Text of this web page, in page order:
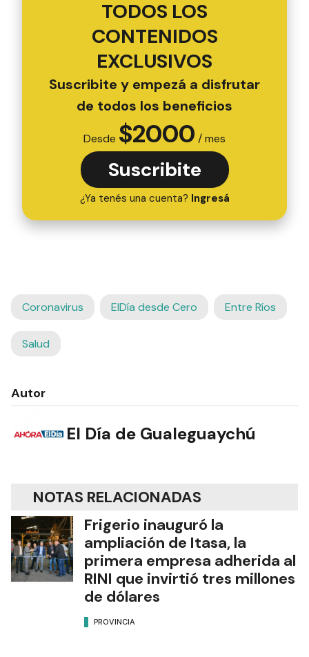
TODOS LOS
CONTENIDOS
EXCLUSIVOS
Suscribite y empezá a disfrutar
de todos los beneficios
Desde $2000 / mes
Suscribite
¿Ya tenés una cuenta? Ingresá
Coronavirus ElDía desde Cero Entre Ríos
Salud
Autor
El Día de Gualeguaychú
NOTAS RELACIONADAS
Frigerio inauguró la
ampliación de Itasa, la
primera empresa adherida al
RINI que invirtió tres millones
de dólares
PROVINCIA